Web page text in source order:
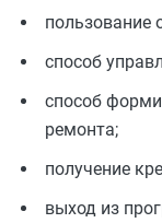
способ
способ
ремонта;
получение
выход из